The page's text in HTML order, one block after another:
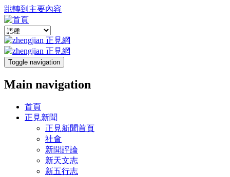
跳轉到主要內容
Toggle navigation
Main navigation
首頁
正見新聞
正見新聞首頁
社會
新聞評論
新天文志
新五行志